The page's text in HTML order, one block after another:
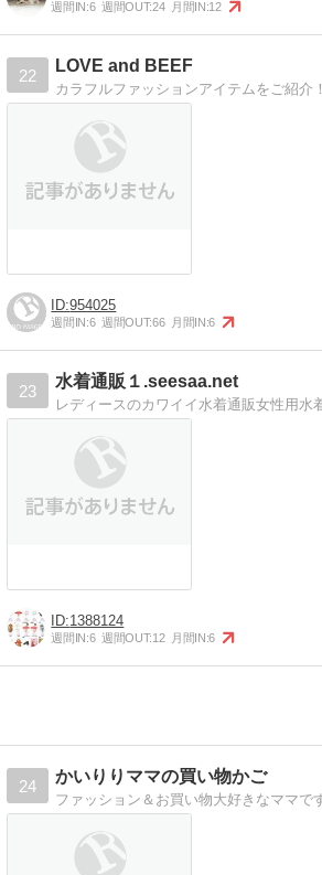
週間IN:6 週間OUT:24 月間IN:12
22
LOVE and BEEF
カラフルファッションアイテムをご紹介！
954025
週間IN:6 週間OUT:66 月間IN:6
23
水着通販１.seesaa.net
1388124
週間IN:6 週間OUT:12 月間IN:6
24
かいりりママの買い物かご